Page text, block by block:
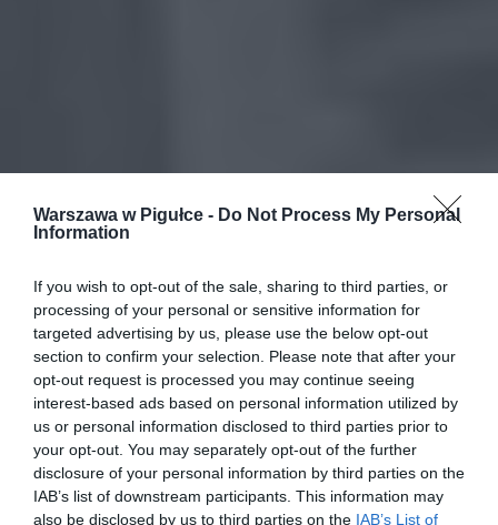
Warszawa w Pigułce - Do Not Process My Personal
Information
If you wish to opt-out of the sale, sharing to third parties, or
processing of your personal or sensitive information for
targeted advertising by us, please use the below opt-out
section to confirm your selection. Please note that after your
opt-out request is processed you may continue seeing
interest-based ads based on personal information utilized by
us or personal information disclosed to third parties prior to
your opt-out. You may separately opt-out of the further
disclosure of your personal information by third parties on the
IAB’s list of downstream participants. This information may
also be disclosed by us to third parties on the IAB’s List of